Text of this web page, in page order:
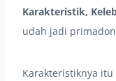
Karakteristik,
udah jadi
Karakteristiknya